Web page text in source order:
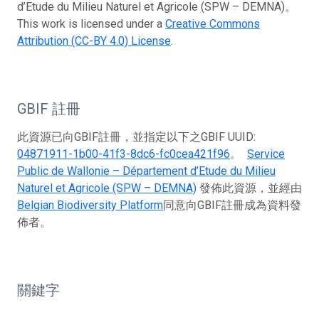
d’Etude du Milieu Naturel et Agricole (SPW – DEMNA)。
This work is licensed under a Creative Commons
Attribution (CC-BY 4.0) License.
GBIF 註冊
此資源已向GBIF註冊，並指定以下之GBIF UUID:
04871911-1b00-41f3-8dc6-fc0cea421f96。 Service
Public de Wallonie – Département d’Etude du Milieu
Naturel et Agricole (SPW – DEMNA) 發佈此資源，並經由
Belgian Biodiversity Platform同意向GBIF註冊成為資料發
佈者。
關鍵字